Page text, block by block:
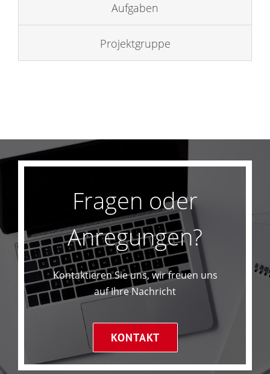
Aufgaben
Projektgruppe
Fragen oder
Anregungen?
Kontaktieren Sie uns, wir freuen uns
auf Ihre Nachricht
KONTAKT